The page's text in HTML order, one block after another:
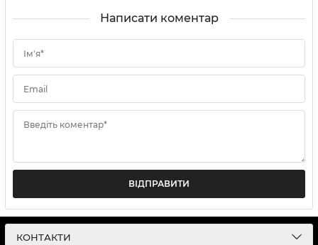
Написати коментар
Ім'я*
Email
Введіть коментар*
ВІДПРАВИТИ
КОНТАКТИ